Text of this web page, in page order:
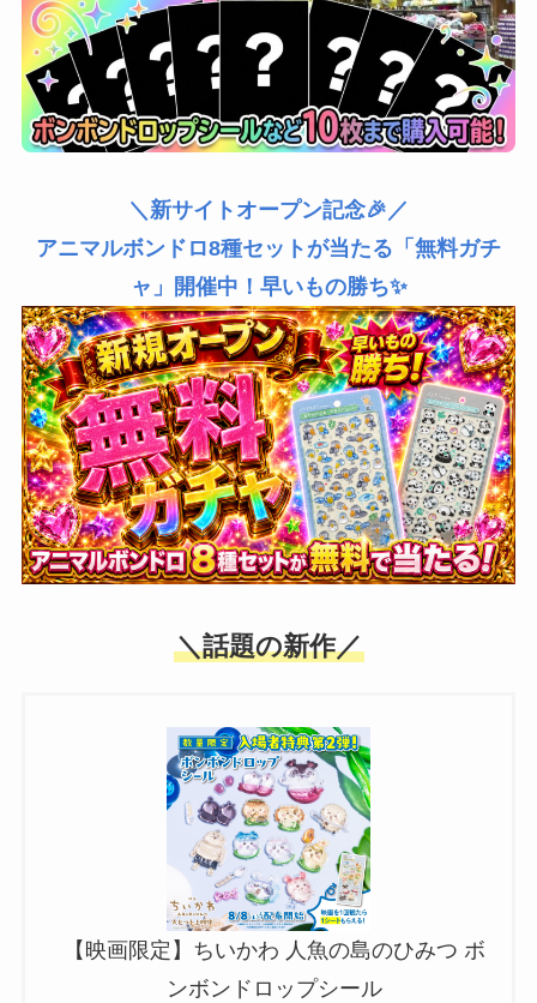
＼新サイトオープン記念🎉／
アニマルボンドロ8種セットが当たる「無料ガチ
ャ」開催中！早いもの勝ち✨
＼話題の新作／
【映画限定】ちいかわ 人魚の島のひみつ ボ
ンボンドロップシール